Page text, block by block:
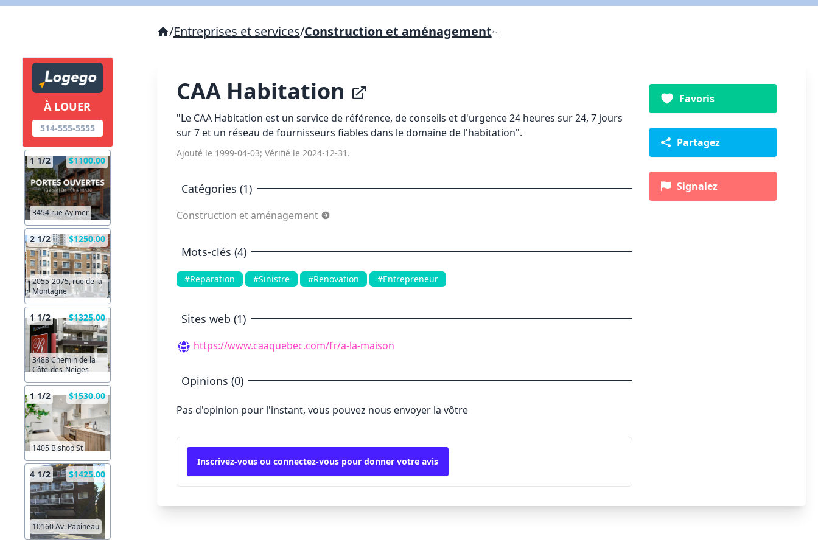
À LOUER
514-555-5555
1 1/2 $1100.00
3454 rue Aylmer
2 1/2 $1250.00
2055-2075, rue de la
Montagne
1 1/2 $1325.00
3488 Chemin de la
Côte-des-Neiges
1 1/2 $1530.00
1405 Bishop St
4 1/2 $1425.00
10160 Av. Papineau
/Entreprises et services/Construction et aménagement
CAA Habitation
"Le CAA Habitation est un service de référence, de conseils et d'urgence 24 heures sur 24, 7 jours
sur 7 et un réseau de fournisseurs fiables dans le domaine de l'habitation".
Ajouté le 1999-04-03; Vérifié le 2024-12-31.
Catégories (1)
Construction et aménagement
Mots-clés (4)
#Reparation #Sinistre #Renovation #Entrepreneur
Sites web (1)
https://www.caaquebec.com/fr/a-la-maison
Opinions (0)
Pas d'opinion pour l'instant, vous pouvez nous envoyer la vôtre
Inscrivez-vous ou connectez-vous pour donner votre avis
Favoris
Partagez
Signalez
X Fermer
Copier lien